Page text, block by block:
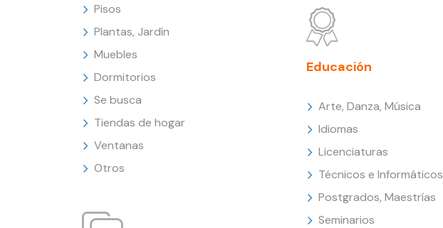
Pisos
Plantas, Jardín
Muebles
Dormitorios
Se busca
Tiendas de hogar
Ventanas
Otros
Educación
Arte, Danza, Música
Idiomas
Licenciaturas
Técnicos e Informáticos
Postgrados, Maestrías
Seminarios